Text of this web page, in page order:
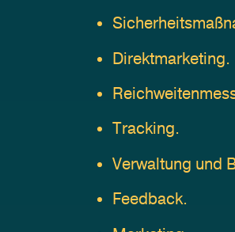
Direktmarketing.
Tracking.
Verwaltung und
Feedback.